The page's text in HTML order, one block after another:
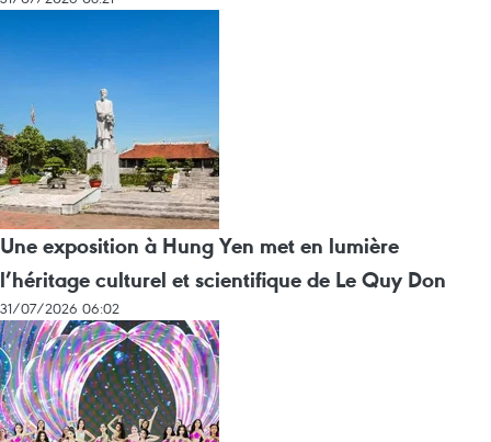
Une exposition à Hung Yen met en lumière
l’héritage culturel et scientifique de Le Quy Don
31/07/2026 06:02